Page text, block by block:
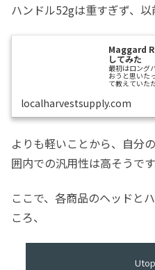
ハンドル52gは重すぎず、
Maggard
してみた
最初はロング
おうと思いた
て教えていた
但しヘッド
Open Comb
つい魔が差し
localharvestsupply.com
よりも軽いことから、自分
囲内での汎用性は高そうです
ここで、各商品のヘッドと
ころ、